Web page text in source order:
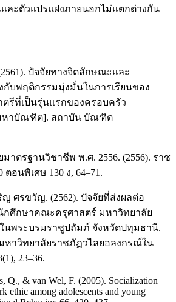
ละตัวแปรแฝงภายนอกไม่แตกต่างกัน
ปัจจัยทางจิตลักษณะและ
บพฤติกรรมมุ่งมั่นในการเรียนของ
รีที่เป็นรุ่นแรกของครอบครัว
าบัณฑิต]. สถาบัน บัณฑิต
าตรฐานวิชาชีพ พ.ศ. 2556. (2556). ราช
ตอนพิเศษ 130 ง, 64–71.
ญ ศรขวัญ. (2562). ปัจจัยที่ส่งผลต่อ
กศึกษาคณะครุศาสตร์ มหาวิทยาลัย
นพระบรมราชูปถัมภ์ จังหวัดปทุมธานี.
าวิทยาลัยราชภัฏวไลยอลงกรณ์ใน
23–36.
Q., & van Wel, F. (2005). Socialization
ethic among adolescents and young